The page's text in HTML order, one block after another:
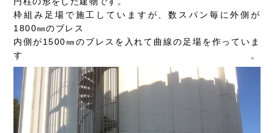
枠組み足場で施工していますが、数スパン毎に外側が
1800㎜のブレス
内側が1500㎜のブレスを入れて曲線の足場を作っていま
す。